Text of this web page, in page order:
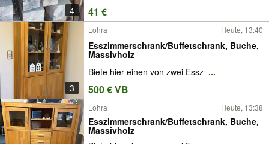
4 41 €
3
Lohra Heute, 13:40
Esszimmerschrank/Buffetschrank, Buche,
Massivholz
Biete hier einen von zwei Essz ...
500 € VB
Lohra Heute, 13:38
Esszimmerschrank/Buffetschrank, Buche,
Massivholz